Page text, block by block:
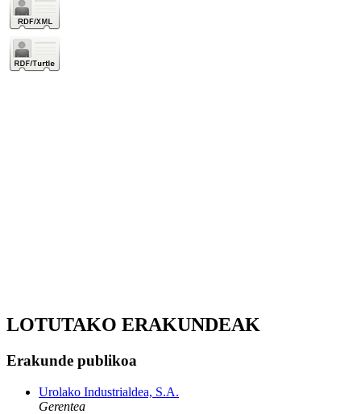
LOTUTAKO ERAKUNDEAK
Erakunde publikoa
Urolako Industrialdea, S.A.
Gerentea